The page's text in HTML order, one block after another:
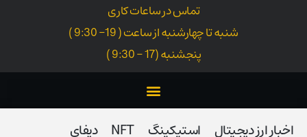
تماس در ساعات کاری
شنبه تا چهارشنبه از ساعت ( 19- 9:30 )
پنجشنبه (17 - 9:30 )
اخبار ارز دیجیتال استیکینگ NFT
دیفای